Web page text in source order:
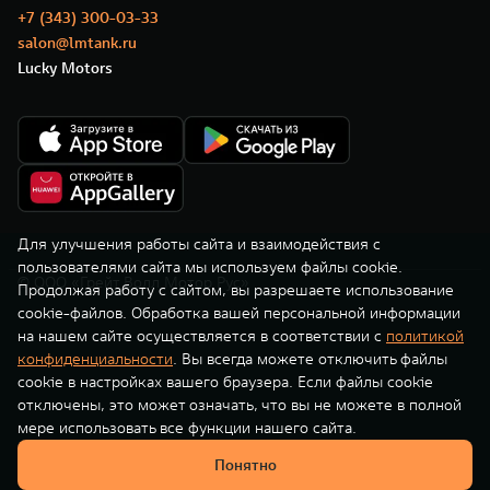
TANK 500
от 6 499 000 ₽ от 10 199 000 ₽
WEY 07
Расширяя границы комфорта
от 6 149 000 ₽
WEY 05
Эстетика нового времени
от 5 699 000 ₽
TANK Финансы
Корпоративным клиентам
TANK ФИНАНСЫ
TANK Кредит
TANK Лизинг
TANK Страхование
Сервис
Специальные предложения
ЦИФРОВЫЕ СЕРВИСЫ TANK
Цифровые сервисы TANK
Подписки
+7 (343) 300-03-33
salon@lmtank.ru
Lucky Motors
© ООО «Грейт Волл Мотор Рус»
Для улучшения работы сайта и взаимодействия с
пользователями сайта мы используем файлы cookie.
Продолжая работу с сайтом, вы разрешаете использование
cookie-файлов. Обработка вашей персональной информации
на нашем сайте осуществляется в соответствии с политикой
конфиденциальности. Вы всегда можете отключить файлы
cookie в настройках вашего браузера. Если файлы cookie
отключены, это может означать, что вы не можете в полной
мере использовать все функции нашего сайта.
Понятно